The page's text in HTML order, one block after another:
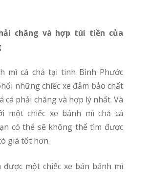
những chiếc xe đảm bảo chất
cá phải chăng và hợp lý nhất. Và
một chiếc xe bánh mì chả cá
có thể sẽ không thể tìm được
giá tốt hơn.